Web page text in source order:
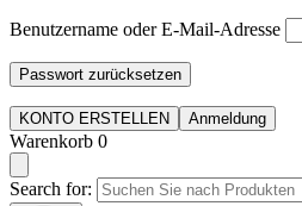
Benutzername oder E-Mail-Adresse
Passwort zurücksetzen
KONTO ERSTELLEN Anmeldung
Warenkorb 0
Search for: